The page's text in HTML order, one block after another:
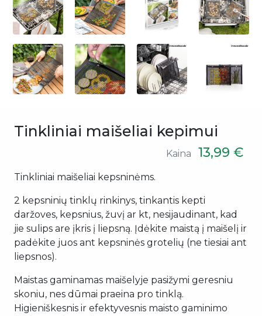
Tinkliniai maišeliai kepimui
Kaina 13,99 €
Tinkliniai maišeliai kepsninėms.
2 kepsninių tinklų rinkinys, tinkantis kepti
daržoves, kepsnius, žuvį ar kt, nesijaudinant, kad
jie sulips are įkris į liepsną. Įdėkite maistą į maišelį ir
padėkite juos ant kepsninės grotelių (ne tiesiai ant
liepsnos).
Maistas gaminamas maišelyje pasižymi geresniu
skoniu, nes dūmai praeina pro tinklą.
Higieniškesnis ir efektyvesnis maisto gaminimo